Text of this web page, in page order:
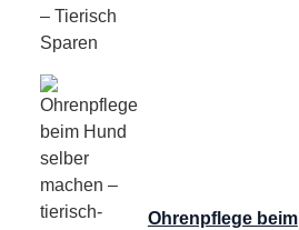
Ohrenpflege beim